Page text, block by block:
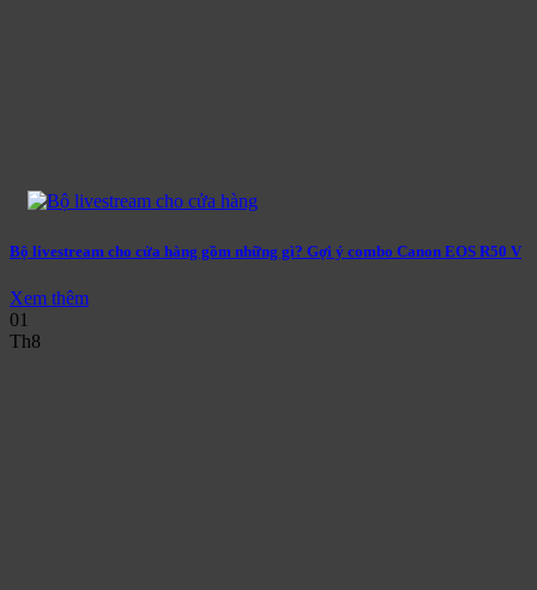
Bộ livestream cho cửa hàng gồm những gì? Gợi ý combo Canon EOS R50 V
Xem thêm
01
Th8